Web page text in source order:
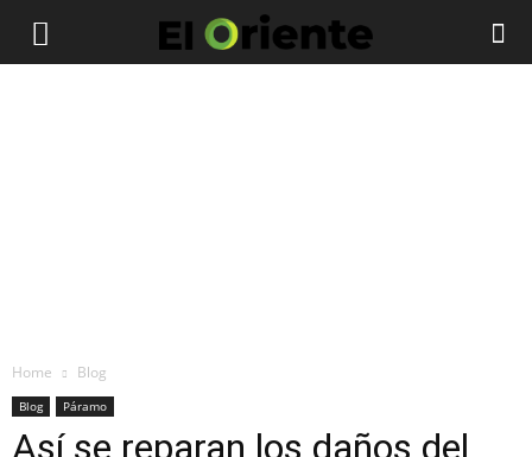
Home Blog
Blog Páramo
Así se reparan los daños del